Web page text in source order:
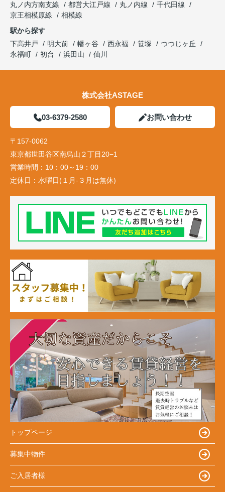
丸ノ内方南支線
都営大江戸線 丸ノ内線
千代田線
京王相模原線
相模線
駅から探す
下高井戸
明大前 幡ヶ谷 西永福 笹塚
つつじヶ丘
永福町
初台 浜田山 仙川
株式会社ASTAGE
03-6379-2580 お問い合わせ
〒157-0062
東京都世田谷区南烏山２丁目20−1
営業時間： 10：00～19：00
定休日： 水曜日(１月-３月は無休)
トップページ
募集中物件
ご入居者様